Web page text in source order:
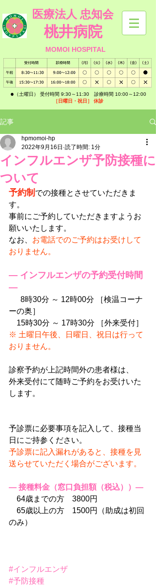
医療法人 忠知会
桃井病院
MOMOI HOSPITAL
​● （土曜日） 受付時間 9:30～11:30 診療時間 10:00～12:00
［日曜日・祝日］
休診
記事
インフルエンザ予防接種に
ついて
hpmomoi-hp
2022年9月16日 読了時間: 1分
予約制 での接種とさせていただきま
す。
事前にご予約していただきますようお
願いいたします。
なお、 お電話でのご予約はお受けして
おりません。
― インフルエンザの予約受付時間
―
8時30分 ～ 12時00分 ［検温コーナ
ーの奥］
15時30分 ～ 17時30分 ［外来受付］
※ 土曜日午後、日曜日、祝日は行って
おりません。
診察予約が上記時間外の患者様は、
外来受付にて随時ご予約をお受けいた
します。
予診票に必要事項を記入して、接種当
日にご持参ください。
予診票に記入漏れがあると、接種を見
送らせていただく場合がございます。
― 接種料金（窓口負担額（税込））―
64歳までの方　3800円
65歳以上の方　1500円（助成は初回
のみ）
#インフルエンザ
#予防接種